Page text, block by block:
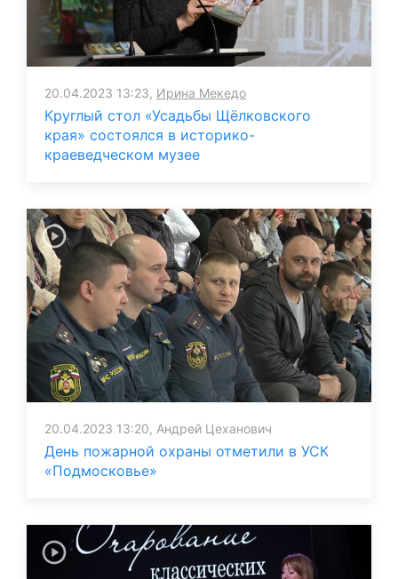
20.04.2023 13:23, Ирина Мекедо
Круглый стол «Усадьбы Щёлковского
края» состоялся в историко-
краеведческом музее
20.04.2023 13:20, Андрей Цеханович
День пожарной охраны отметили в УСК
«Подмосковье»